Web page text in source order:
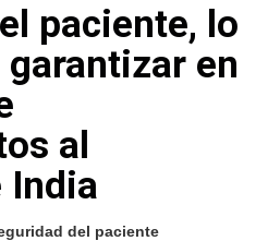
paciente, lo
en
al
India
del paciente